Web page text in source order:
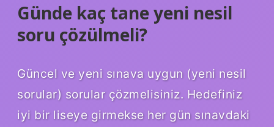
Günde kaç tane yeni nesil
soru çözülmeli?
Güncel ve yeni sınava uygun (yeni nesil
sorular) sorular çözmelisiniz. Hedefiniz
iyi bir liseye girmekse her gün sınavdaki